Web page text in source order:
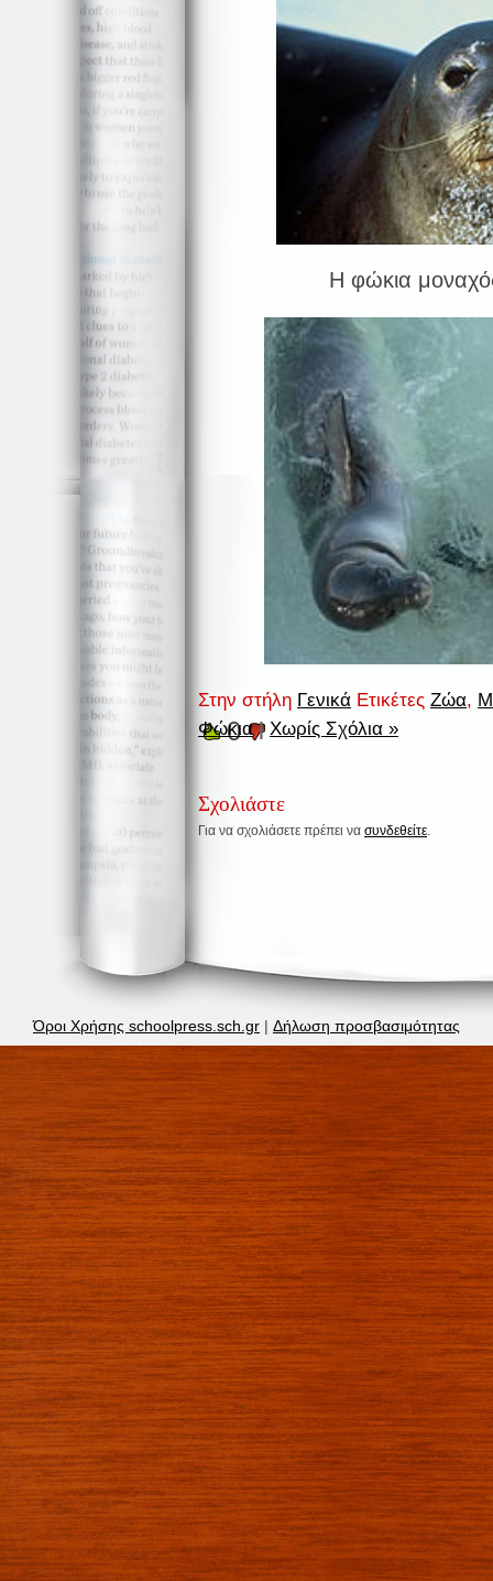
Η φώκια
Στην στήλη Γενικά Ετικέτες Ζώα,
Φώκια | Χωρίς Σχόλια »
0
Σχολιάστε
Για να σχολιάσετε πρέπει να συνδεθείτε
Όροι Χρήσης schoolpress.sch.gr | Δήλωση προσβασιμότητας